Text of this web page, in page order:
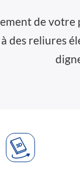
de
des reliures